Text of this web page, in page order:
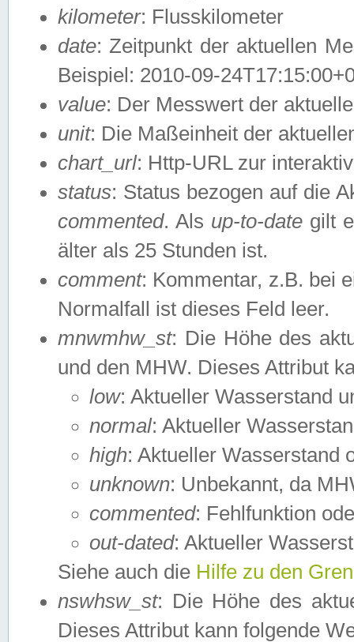
kilometer: Flusskilometer
date: Zeitpunkt der aktuellen
Beispiel: 2010-09-
value: Der Messwert der
unit: Die Maßeinheit der
chart_url: Http-URL zur
status: Status bezogen auf die
commented. Als up-to-date gilt
älter als 25 Stunden ist.
comment: Kommentar, z.B. bei
Normalfall ist dieses Feld leer.
mnwmhw_st: Die Höhe des
und den MHW. Dieses Attribut
low: Aktueller Wasserstand
normal: Aktueller
high: Aktueller Wasserstand
unknown: Unbekannt, da
commented: Fehlfunktion
out-dated: Aktueller
Siehe auch die Hilfe zu den
nswhsw_st: Die Höhe des
Dieses Attribut kann folgende